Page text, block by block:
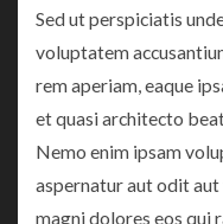
Sed ut perspiciatis
voluptatem
rem aperiam, eaque
et quasi architecto
Nemo enim ipsam
aspernatur aut odit
magni dolores eos qui